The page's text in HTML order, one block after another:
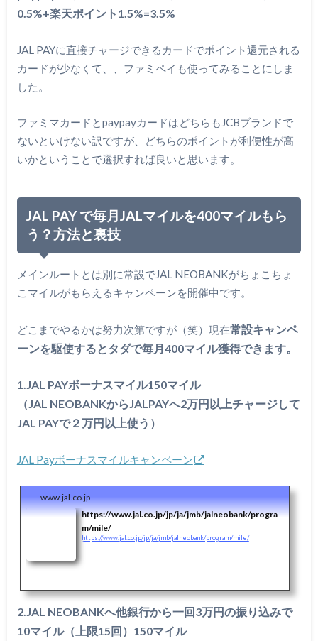
0.5%+楽天ポイント1.5%=3.5%
JAL PAYに直接チャージできるカードでポイント還元される
カードが少なくて、、ファミペイも使ってみることにしま
した。
ファミマカードとpaypayカードはどちらもJCBブランドで
ないといけない訳ですが、どちらのポイントが利便性が高
いかということで選択すれば良いと思います。
JAL PAY で毎月JALマイルを400マイルもら
う？方法と裏技
メインルートとは別に常設でJAL NEOBANKがちょこちょ
こマイルがもらえるキャンペーンを開催中です。
どこまでやるかは努力次第ですが（笑）現在常設キャンペ
ーンを駆使するとタダで毎月400マイル獲得できます。
1.JAL PAYボーナスマイル150マイル
（JAL NEOBANKからJALPAYへ2万円以上チャージして
JAL PAYで２万円以上使う）
JAL Payボーナスマイルキャンペーン
www.jal.co.jp
https://www.jal.co.jp/jp/ja/jmb/jalneobank/progra
m/mile/
https://www.jal.co.jp/jp/ja/jmb/jalneobank/program/mile/
2.JAL NEOBANKへ他銀行から一回3万円の振り込みで
10マイル（上限15回）150マイル